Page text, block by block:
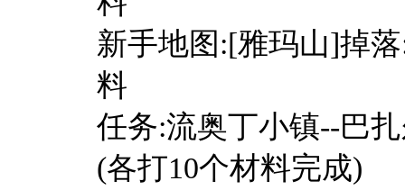
新手地图:[雅玛山]掉
料
任务:流奥丁小镇--巴
(各打10个材料完成)